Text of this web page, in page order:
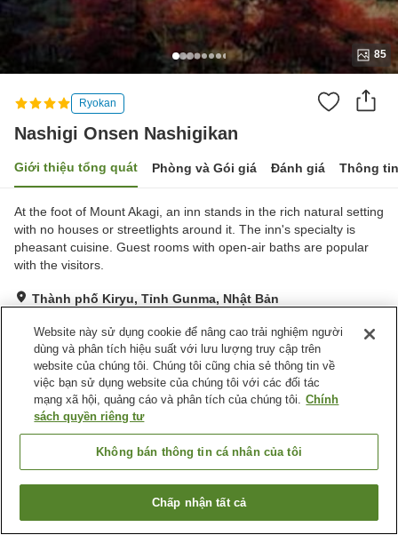
85
Ryokan
Nashigi Onsen Nashigikan
Giới thiệu tổng quát Phòng và Gói giá Đánh giá Thông
At the foot of Mount Akagi, an inn stands in the rich natural setting
with no houses or streetlights around it. The inn's specialty is
pheasant cuisine. Guest rooms with open-air baths are popular
with the visitors.
Thành phố Kiryu, Tỉnh Gunma, Nhật Bản
Tuyệt vời Đánh giá:124 lượt
Tiện nghi chỗ nghỉ
Bãi đỗ xe
Trang chủ Nhật Bản Tỉnh Gunma
Thành phố Kiryu
Tìm phòng trống
Website này sử dụng cookie để nâng cao trải nghiệm người
dùng và phân tích hiệu suất với lưu lượng truy cập trên
website của chúng tôi. Chúng tôi cũng chia sẻ thông tin về
việc bạn sử dụng website của chúng tôi với các đối tác
mạng xã hội, quảng cáo và phân tích của chúng tôi. Chính
sách quyền riêng tư
Không bán thông tin cá nhân của tôi
Chấp nhận tất cả